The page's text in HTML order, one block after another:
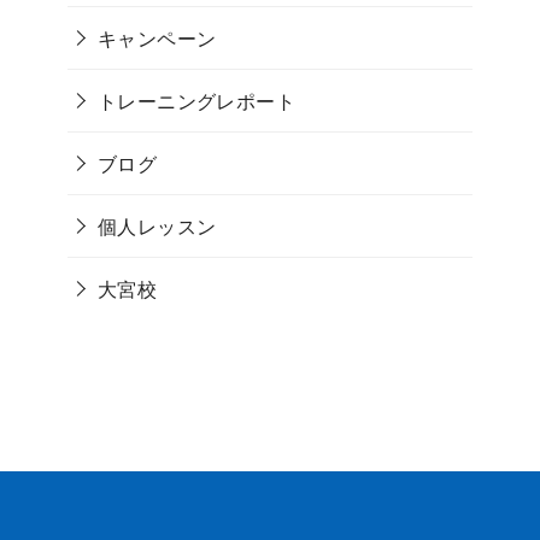
キャンペーン
トレーニングレポート
ブログ
個人レッスン
大宮校